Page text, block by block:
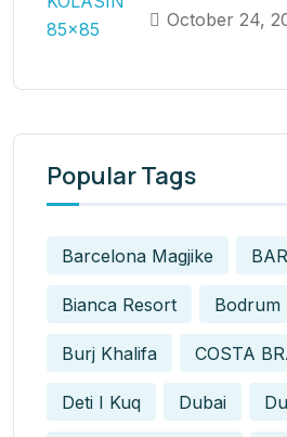
October 24,
Popular Tags
Barcelona Magjike
Bianca Resort Bodrum
Burj Khalifa COSTA
Deti I Kuq Dubai